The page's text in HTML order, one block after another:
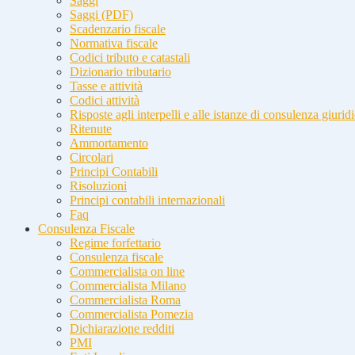
Saggi (PDF)
Scadenzario fiscale
Normativa fiscale
Codici tributo e catastali
Dizionario tributario
Tasse e attività
Codici attività
Risposte agli interpelli e alle istanze di consulenza
Ritenute
Ammortamento
Circolari
Principi Contabili
Risoluzioni
Principi contabili internazionali
Faq
Consulenza Fiscale
Regime forfettario
Consulenza fiscale
Commercialista on line
Commercialista Milano
Commercialista Roma
Commercialista Pomezia
Dichiarazione redditi
PMI